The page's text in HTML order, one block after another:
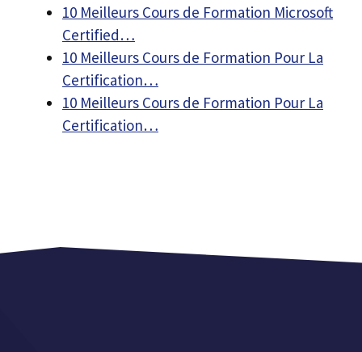
10 Meilleurs Cours de Formation Microsoft
Certified…
10 Meilleurs Cours de Formation Pour La
Certification…
10 Meilleurs Cours de Formation Pour La
Certification…